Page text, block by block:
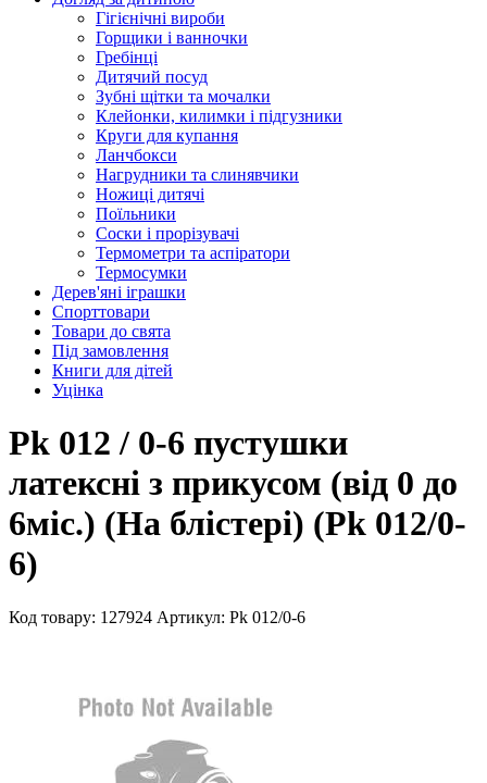
Гігієнічні вироби
Горщики і ванночки
Гребінці
Дитячий посуд
Зубні щітки та мочалки
Клейонки, килимки і підгузники
Круги для купання
Ланчбокси
Нагрудники та слинявчики
Ножиці дитячі
Поїльники
Соски і прорізувачі
Термометри та аспіратори
Термосумки
Дерев'яні іграшки
Спорттовари
Товари до свята
Під замовлення
Книги для дітей
Уцінка
Pk 012 / 0-6 пустушки
латексні з прикусом (від 0 до
6міс.) (На блістері) (Pk 012/0-
6)
Код товару: 127924 Артикул: Pk 012/0-6